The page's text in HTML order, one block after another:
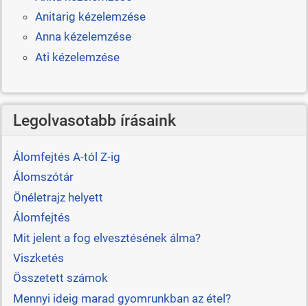
Anitarig kézelemzése
Anna kézelemzése
Ati kézelemzése
Legolvasotabb írásaink
Álomfejtés A-tól Z-ig
Álomszótár
Önéletrajz helyett
Álomfejtés
Mit jelent a fog elvesztésének álma?
Viszketés
Összetett számok
Mennyi ideig marad gyomrunkban az étel?